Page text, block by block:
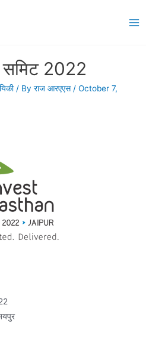
समिट 2022
/ By राज आरएएस / October 7,